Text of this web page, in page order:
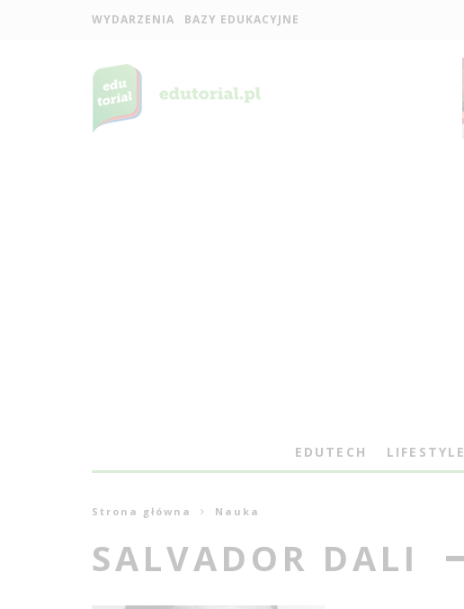
WYDARZENIA BAZY EDUKACYJNE
EDUTECH LIFESTYLE
Strona główna Nauka
SALVADOR DALI